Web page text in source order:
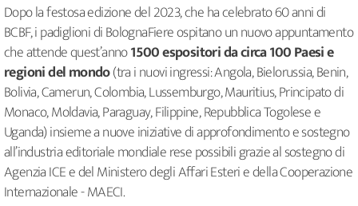
Dopo la festosa edizione del 2023, che ha celebrato 60 anni di
BCBF, i padiglioni di BolognaFiere ospitano un nuovo appuntamento
che attende quest’anno1500 espositori da circa 100 Paesi e
regioni del mondo(tra i nuovi ingressi: Angola, Bielorussia, Benin,
Bolivia, Camerun, Colombia, Lussemburgo, Mauritius, Principato di
Monaco, Moldavia, Paraguay, Filippine, Repubblica Togolese e
Uganda) insieme a nuove iniziative di approfondimento e sostegno
all’industria editoriale mondiale rese possibili grazie al sostegno di
Agenzia ICE e del Ministero degli Affari Esteri e della Cooperazione
Internazionale - MAECI.